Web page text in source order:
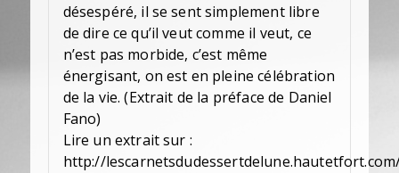
désespéré, il se sent simplement libre
de dire ce qu’il veut comme il veut, ce
n’est pas morbide, c’est même
énergisant, on est en pleine célébration
de la vie. (Extrait de la préface de Daniel
Fano)
Lire un extrait sur :
http://